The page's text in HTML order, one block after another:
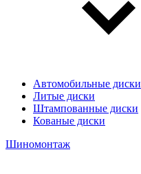
Автомобильные диски
Литые диски
Штампованные диски
Кованые диски
Шиномонтаж